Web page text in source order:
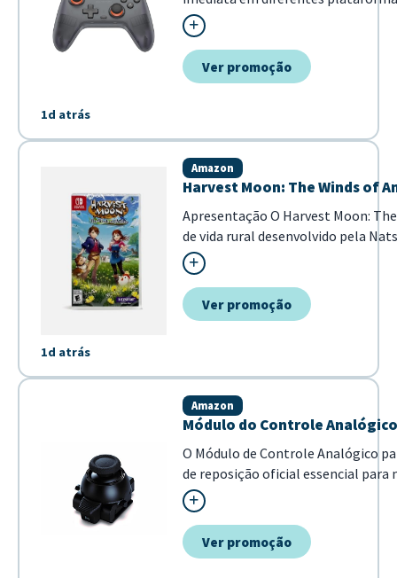
1d atrás
vibração para fee...
Ver promoção
1d atrás
Harvest Moon: The Winds of
Amazon
Apresentação O Harvest Moon:
de vida rural desenvolvido pela
Nintendo Switch. Este título
experiência imersiva de
comunidade em um mundo
Ver promoção
Módulo do Controle
Amazon
O Módulo de Controle Analógico
de reposição oficial essencial
profissional sempre em perfeitas
especificamente para o controle
permite que você substitua f...
Ver promoção